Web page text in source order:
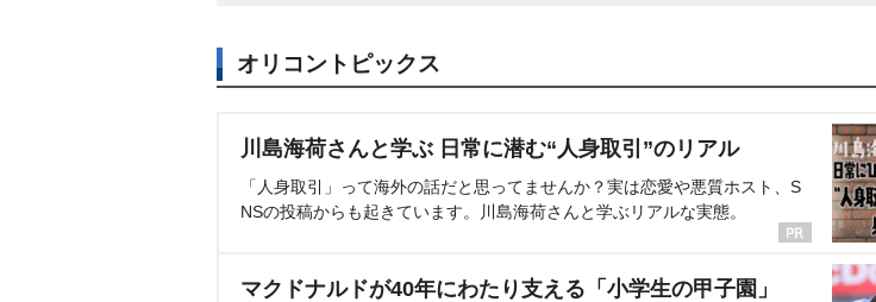
オリコントピックス
川島海荷さんと学ぶ 日常に潜む“人身取引”のリアル
「人身取引」って海外の話だと思ってませんか？実は恋愛や悪質ホスト、S
NSの投稿からも起きています。川島海荷さんと学ぶリアルな実態。
マクドナルドが40年にわたり支える「小学生の甲子園」